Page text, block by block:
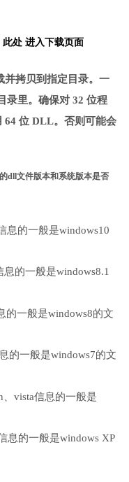
此处 进入下载页面
并拷贝到指定目录。一
录里。确保对 32 位程
64 位 DLL。否则可能会
dll文件版本和系统版本是否
息的一般是windows10
的一般是windows8.1
的一般是windows8的文
的一般是windows7的文
vista信息的一般是
息的一般是windows XP